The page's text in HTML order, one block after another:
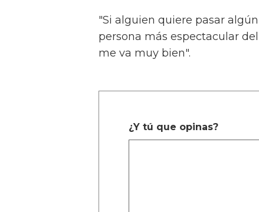
"Si alguien quiere pasar
persona más espectacular
me va muy bien".
¿Y tú que opinas?